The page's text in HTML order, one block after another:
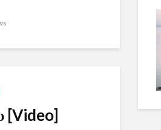
[Video]